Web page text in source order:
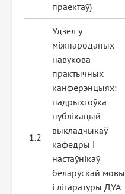
праектаў)
1.2
Удзел у
міжнароданых
навукова-
практычных
канферэнцыях:
падрыхтоўка
публікацый
выкладчыкаў
кафедры і
настаўнікаў
беларускай мовы
і літаратуры ДУА